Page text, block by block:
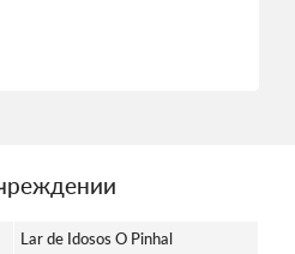
Lar de Idosos O Pinhal